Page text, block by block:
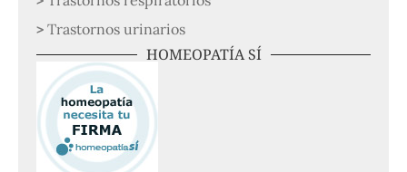
Trastornos urinarios
HOMEOPATÍA SÍ